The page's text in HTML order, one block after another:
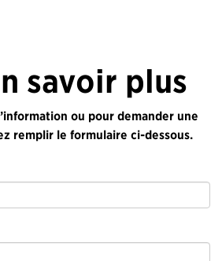
savoir plus
ou pour demander une
remplir le formulaire ci-dessous.